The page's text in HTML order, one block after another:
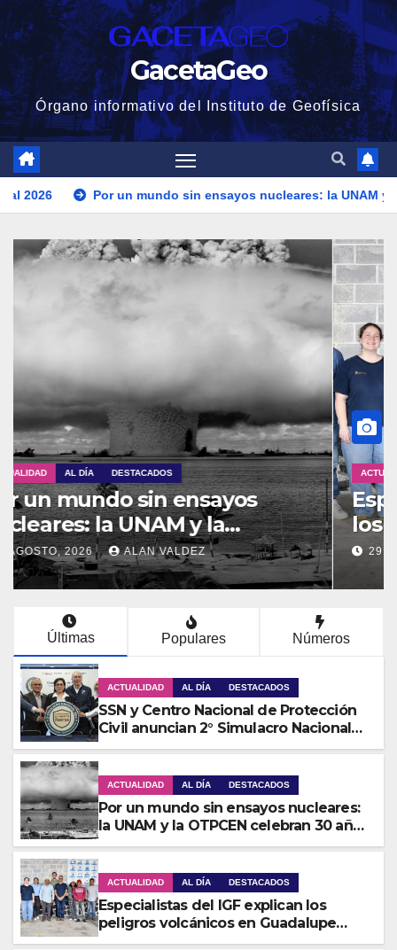
Saltar
al
contenido
GacetaGeo
Órgano informativo del Instituto de Geofísica
mundo sin ensayos nucleares: la UNAM y la OTPCEN
ACTUALIDAD AL DÍA DESTACADOS
Especialistas del IGF explican
los peligros volcánicos en
Guadalupe Huexocuapan
29 JULIO, 2026 MAURICIO DÍAZ
Últimas Populares Números
ACTUALIDAD AL DÍA DESTACADOS
SSN y Centro Nacional de Protección
Civil anuncian 2° Simulacro Nacional
2026
ACTUALIDAD AL DÍA DESTACADOS
Por un mundo sin ensayos nucleares:
la UNAM y la OTPCEN celebran 30 años
de colaboración
ACTUALIDAD AL DÍA DESTACADOS
Especialistas del IGF explican los
peligros volcánicos en Guadalupe
Huexocuapan